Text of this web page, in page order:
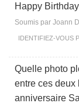
Happy
Soumis par Joann
IDENTIFIEZ-VOUS
Quelle photo
entre ces deux
anniversaire